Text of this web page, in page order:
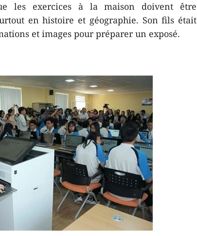
les exercices à la maison doivent être
en histoire et géographie. Son fils était
et images pour préparer un exposé.